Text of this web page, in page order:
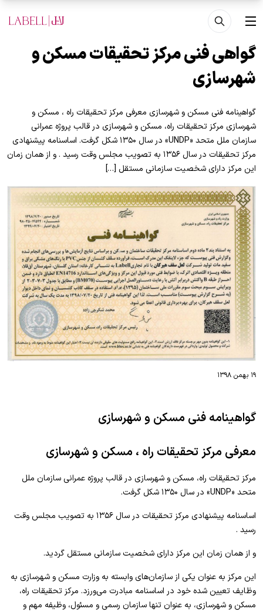
رفتن به محتوای اصلی
منو
گواهی فنی مرکز تحقیقات مسکن و
شهرسازی
گواهینامه فنی مسکن و شهرسازی معرفی مرکز تحقیقات راه ، مسکن و
شهرسازی مرکز تحقیقات راه، مسکن و شهرسازی در قالب پروژه عمرانی
سازمان ملل متحد «UNDP» در سال ۱۳۵۰ شکل گرفت. اساسنامه پیشنهادی
مرکز تحقیقات در سال ۱۳۵۶ به تصویب مجلس وقت رسید . و از همان زمان
این مرکز دارای شخصیت سازمانی مستقل […]
۱۹ بهمن ۱۳۹۸
گواهینامه فنی مسکن و شهرسازی
معرفی مرکز تحقیقات راه ، مسکن و شهرسازی
مرکز تحقیقات راه، مسکن و شهرسازی در قالب پروژه عمرانی سازمان ملل
متحد «UNDP» در سال ۱۳۵۰ شکل گرفت.
اساسنامه پیشنهادی مرکز تحقیقات در سال ۱۳۵۶ به تصویب مجلس وقت
رسید .
و از همان زمان این مرکز دارای شخصیت سازمانی مستقل گردید.
این مرکز به عنوان یکی از سازمان‌های وابسته به وزارت مسکن و شهرسازی به
وظایف تعیین شده خود در اساسنامه مبادرت می‌ورزد. مرکز تحقیقات راه،
مسکن و شهرسازی، به عنوان تنها سازمان رسمی و مسئول، وظیفه مهم و